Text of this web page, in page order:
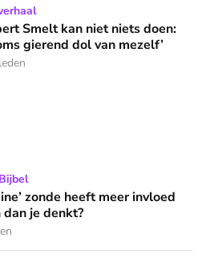
niet niets doen: ‘Ik word soms
Smelt kan niet niets doen:
gierend dol van mezelf’
meer invloed op je leven dan je
zonde heeft meer invloed
je denkt?